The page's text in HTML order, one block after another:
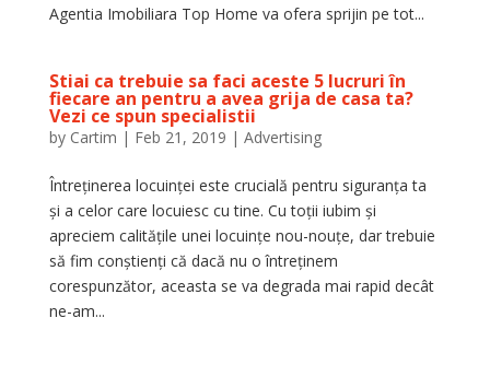
Agentia Imobiliara Top Home va ofera sprijin pe tot...
Stiai ca trebuie sa faci aceste 5 lucruri în
fiecare an pentru a avea grija de casa ta?
Vezi ce spun specialistii
by Cartim | Feb 21, 2019 | Advertising
Întreținerea locuinței este crucială pentru siguranța ta
și a celor care locuiesc cu tine. Cu toții iubim și
apreciem calitățile unei locuințe nou-nouțe, dar trebuie
să fim conștienți că dacă nu o întreținem
corespunzător, aceasta se va degrada mai rapid decât
ne-am...